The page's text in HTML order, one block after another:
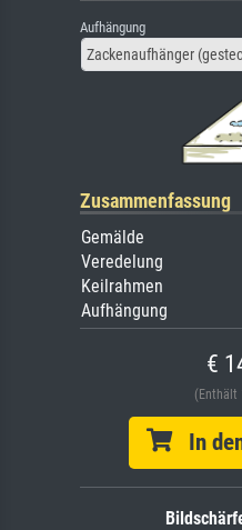
Aufhängung
Zackenaufhänger
Zusammenfassung
Gemälde
Veredelung
Keilrahmen
Aufhängung
€
(Enthält
In den